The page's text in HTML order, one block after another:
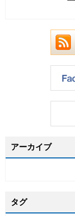
アーカイブ
タグ